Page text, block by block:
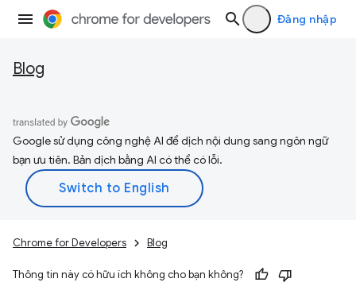
Đăng nhập
Blog
Google sử dụng công nghệ AI để dịch nội dung sang ngôn ngữ
bạn ưu tiên. Bản dịch bằng AI có thể có lỗi.
Chrome for Developers Blog
Thông tin này có hữu ích không cho bạn không?